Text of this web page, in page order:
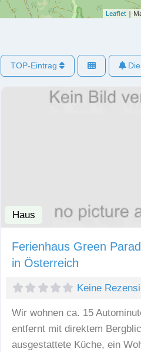
Leaflet |
TOP-Eintrag
Haus
Ferienhaus Green
in Österreich
Keine
Wir wohnen ca. 15
entfernt mit direktem
ausgestattete Küche, ein